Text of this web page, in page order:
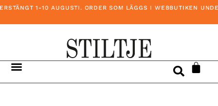
1-10 AUGUSTI. ORDER SOM LÄGGS I WEBBUTIKEN UNDER